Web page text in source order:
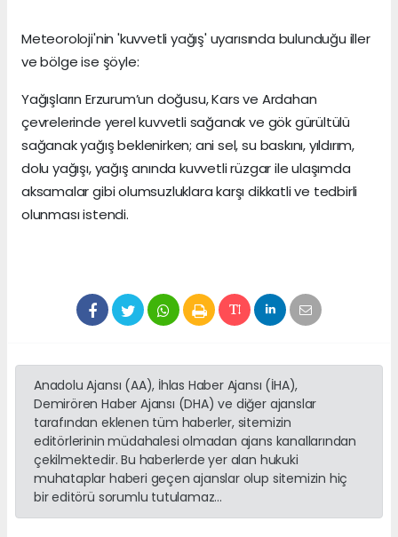
Meteoroloji'nin 'kuvvetli yağış' uyarısında bulunduğu iller
ve bölge ise şöyle:
Yağışların Erzurum’un doğusu, Kars ve Ardahan
çevrelerinde yerel kuvvetli sağanak ve gök gürültülü
sağanak yağış beklenirken; ani sel, su baskını, yıldırım,
dolu yağışı, yağış anında kuvvetli rüzgar ile ulaşımda
aksamalar gibi olumsuzluklara karşı dikkatli ve tedbirli
olunması istendi.
Anadolu Ajansı (AA), İhlas Haber Ajansı (İHA),
Demirören Haber Ajansı (DHA) ve diğer ajanslar
tarafından eklenen tüm haberler, sitemizin
editörlerinin müdahalesi olmadan ajans kanallarından
çekilmektedir. Bu haberlerde yer alan hukuki
muhataplar haberi geçen ajanslar olup sitemizin hiç
bir editörü sorumlu tutulamaz...